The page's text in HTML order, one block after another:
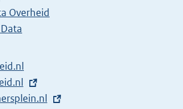
Overheid